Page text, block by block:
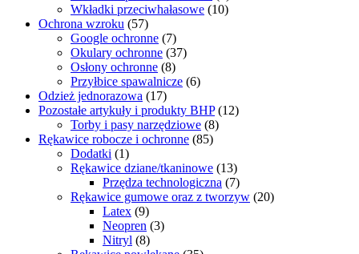
Wkładki przeciwhałasowe (10)
Ochrona wzroku (57)
Google ochronne (7)
Okulary ochronne (37)
Osłony ochronne (8)
Przyłbice spawalnicze (6)
Odzież jednorazowa (17)
Pozostałe artykuły i produkty BHP (12)
Torby i pasy narzędziowe (8)
Rękawice robocze i ochronne (85)
Dodatki (1)
Rękawice dziane/tkaninowe (13)
Przędza technologiczna (7)
Rękawice gumowe oraz z tworzyw (20)
Latex (9)
Neopren (3)
Nitryl (8)